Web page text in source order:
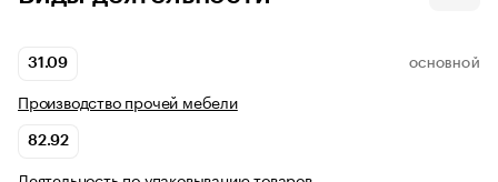
31.09 ОСНОВНОЙ
Производство прочей мебели
82.92